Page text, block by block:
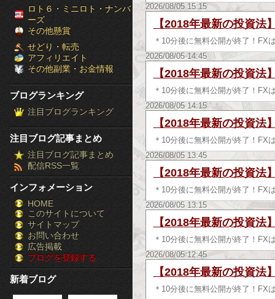
［ブ
ロ
グ
ラ
ン
キ
ン
グ］-
株
FX
競
馬
パ
ロト６・ミニロト・ナンバ
ーズ
その他懸賞
せどり・転売
アフィリエイト
その他副業・お金情報
ブログランキング
注目ブログランキング
注目ブログ記事まとめ
注目ブログ記事まとめ
配信RSS一覧
インフォメーション
HOME
このサイトについて
サイトマップ
お問い合わせ
広告掲載
ブログを登録する
新着ブログ
2026/08/05 15:15
【2018年最新の投資
＊10分後に無料公開が終了！FX
2026/08/05 14:45
【2018年最新の投資
＊10分後に無料公開が終了！FX
2026/08/05 14:15
【2018年最新の投資
＊10分後に無料公開が終了！FX
2026/08/05 13:45
【2018年最新の投資
＊10分後に無料公開が終了！FX
2026/08/05 13:15
【2018年最新の投資
＊10分後に無料公開が終了！FX
2026/08/05 12:45
【2018年最新の投資
＊10分後に無料公開が終了！FX